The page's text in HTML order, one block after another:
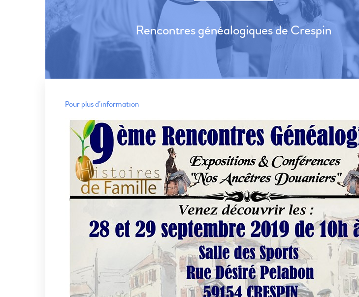
Rencontres généalogiques de Crespin
Pour plus d’information